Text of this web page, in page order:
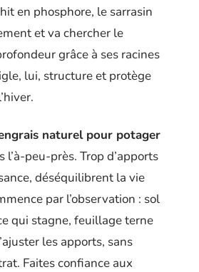
en phosphore, le sarrasin
et va chercher le
grâce à ses racines
lui, structure et protège
naturel pour potager
l’à-peu-près. Trop d’apports
déséquilibrent la vie
par l’observation : sol
qui stagne, feuillage terne
les apports, sans
Faites confiance aux